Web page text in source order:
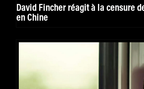
David Fincher réagit à la censure
en Chine